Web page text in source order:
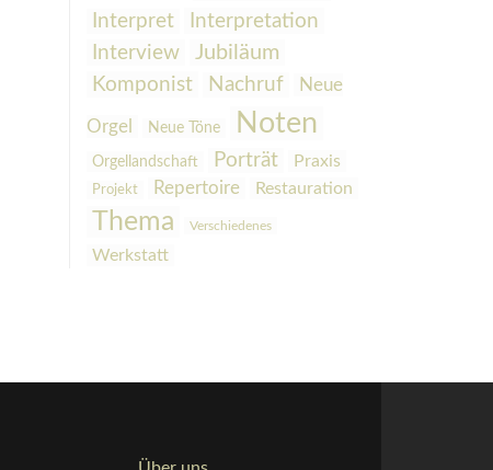
Interpret
Interpretation
Interview
Jubiläum
Komponist
Nachruf Neue
Orgel Neue Töne Noten
Orgellandschaft Porträt Praxis
Projekt Repertoire Restauration
Thema Verschiedenes
Werkstatt